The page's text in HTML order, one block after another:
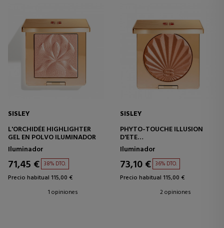
SISLEY
L'ORCHIDÉE HIGHLIGHTER
GEL EN POLVO ILUMINADOR
Iluminador
71,45 € 38% DTO.
Precio habitual 115,00 €
1 opiniones
SISLEY
PHYTO-TOUCHE ILLUSION
D'ETE
POLVOS BRONCEADORES
Iluminador
73,10 € 36% DTO.
Precio habitual 115,00 €
2 opiniones